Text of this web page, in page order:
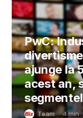
PwC:
ajunge la
acest an,
Team 4min